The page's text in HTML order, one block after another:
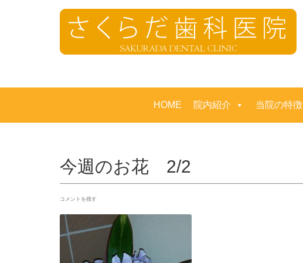
HOME 院内紹介 当院の特徴
今週のお花 2/2
コメントを残す